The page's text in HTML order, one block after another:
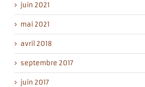
juin 2021
mai 2021
avril 2018
septembre 2017
juin 2017